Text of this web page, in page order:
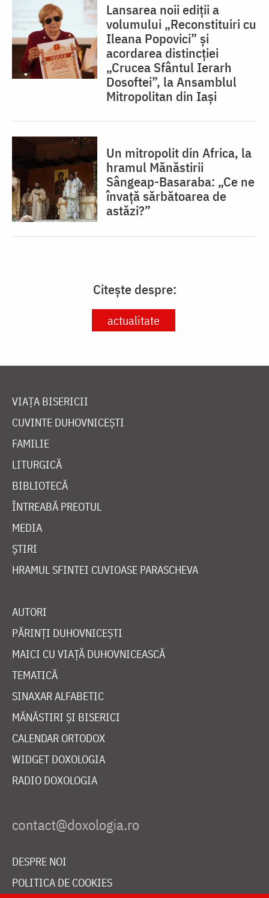
Lansarea noii ediții a
volumului „Reconstituiri cu
Ileana Popovici” și
acordarea distincției
„Crucea Sfântul Ierarh
Dosoftei”, la Ansamblul
Mitropolitan din Iași
Un mitropolit din Africa, la
hramul Mănăstirii
Sângeap-Basaraba: „Ce ne
învață sărbătoarea de
astăzi?”
Citește despre:
actualitate
VIAȚA BISERICII
CUVINTE DUHOVNICEȘTI
FAMILIE
LITURGICĂ
BIBLIOTECĂ
ÎNTREABĂ PREOTUL
MEDIA
ȘTIRI
HRAMUL SFINTEI CUVIOASE PARASCHEVA
AUTORI
PĂRINȚI DUHOVNICEȘTI
MAICI CU VIAȚĂ DUHOVNICEASCĂ
TEMATICĂ
SINAXAR ALFABETIC
MĂNĂSTIRI ȘI BISERICI
CALENDAR ORTODOX
WIDGET DOXOLOGIA
RADIO DOXOLOGIA
DESPRE NOI
POLITICA DE COOKIES